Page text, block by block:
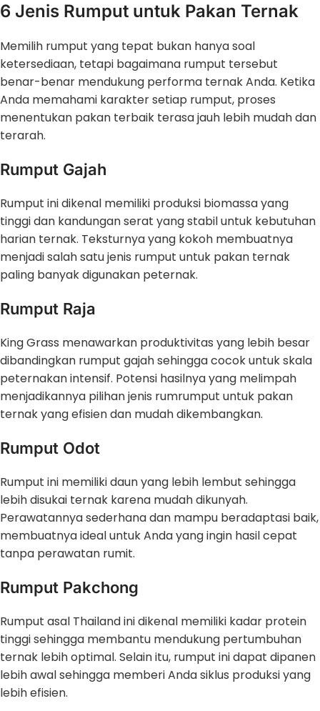
6 Jenis Rumput untuk Pakan Ternak
Memilih rumput yang tepat bukan hanya soal
ketersediaan, tetapi bagaimana rumput tersebut
benar-benar mendukung performa ternak Anda. Ketika
Anda memahami karakter setiap rumput, proses
menentukan pakan terbaik terasa jauh lebih mudah dan
terarah.
Rumput Gajah
Rumput ini dikenal memiliki produksi biomassa yang
tinggi dan kandungan serat yang stabil untuk kebutuhan
harian ternak. Teksturnya yang kokoh membuatnya
menjadi salah satu jenis rumput untuk pakan ternak
paling banyak digunakan peternak.
Rumput Raja
King Grass menawarkan produktivitas yang lebih besar
dibandingkan rumput gajah sehingga cocok untuk skala
peternakan intensif. Potensi hasilnya yang melimpah
menjadikannya pilihan jenis rumrumput untuk pakan
ternak yang efisien dan mudah dikembangkan.
Rumput Odot
Rumput ini memiliki daun yang lebih lembut sehingga
lebih disukai ternak karena mudah dikunyah.
Perawatannya sederhana dan mampu beradaptasi baik,
membuatnya ideal untuk Anda yang ingin hasil cepat
tanpa perawatan rumit.
Rumput Pakchong
Rumput asal Thailand ini dikenal memiliki kadar protein
tinggi sehingga membantu mendukung pertumbuhan
ternak lebih optimal. Selain itu, rumput ini dapat dipanen
lebih awal sehingga memberi Anda siklus produksi yang
lebih efisien.